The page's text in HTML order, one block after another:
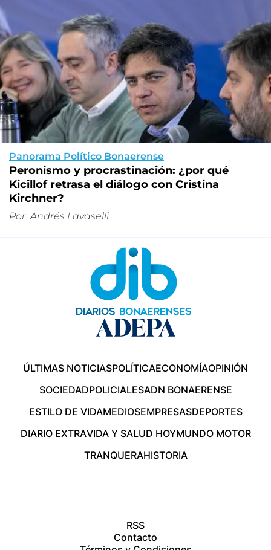
Panorama Político Bonaerense
Peronismo y procrastinación: ¿por qué
Kicillof retrasa el diálogo con Cristina
Kirchner?
Por Andrés Lavaselli
ÚLTIMAS NOTICIASPOLÍTICAECONOMÍAOPINIÓN
SOCIEDADPOLICIALESADN BONAERENSE
ESTILO DE VIDAMEDIOSEMPRESASDEPORTES
DIARIO EXTRAVIDA Y SALUD HOYMUNDO MOTOR
TRANQUERAHISTORIA
RSS
Contacto